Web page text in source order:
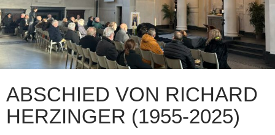
ABSCHIED VON RICHARD
HERZINGER (1955-2025)